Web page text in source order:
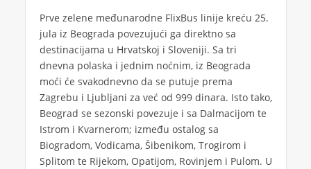
Prve zelene međunarodne FlixBus linije kreću 25.
jula iz Beograda povezujući ga direktno sa
destinacijama u Hrvatskoj i Sloveniji. Sa tri
dnevna polaska i jednim noćnim, iz Beograda
moći će svakodnevno da se putuje prema
Zagrebu i Ljubljani za već od 999 dinara. Isto tako,
Beograd se sezonski povezuje i sa Dalmacijom te
Istrom i Kvarnerom; između ostalog sa
Biogradom, Vodicama, Šibenikom, Trogirom i
Splitom te Rijekom, Opatijom, Rovinjem i Pulom. U